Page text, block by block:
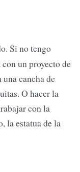
Si no tengo
un proyecto de
cancha de
O hacer la
con la
la estatua de la